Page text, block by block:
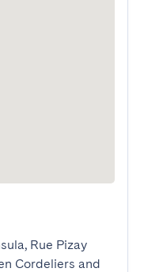
Rue Pizay
Cordeliers and